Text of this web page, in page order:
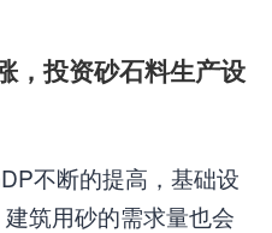
，投资砂石料生产设
不断的提高，基础设
筑用砂的需求量也会